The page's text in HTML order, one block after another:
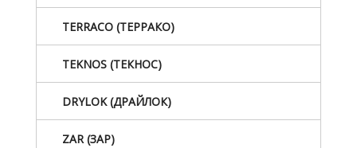
TERRACO (ТЕРРАКО)
TEKNOS (ТЕКНОС)
DRYLOK (ДРАЙЛОК)
ZAR (ЗАР)